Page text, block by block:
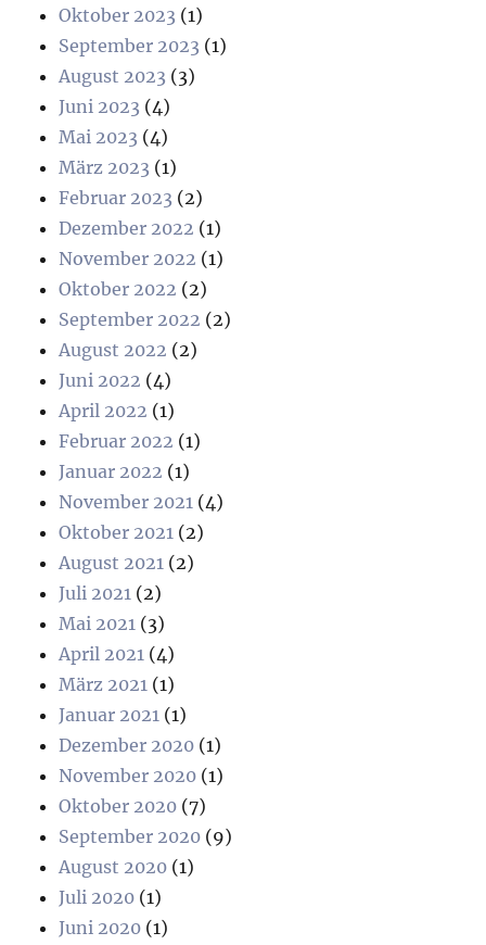
Oktober 2023 (1)
September 2023 (1)
August 2023 (3)
Juni 2023 (4)
Mai 2023 (4)
März 2023 (1)
Februar 2023 (2)
Dezember 2022 (1)
November 2022 (1)
Oktober 2022 (2)
September 2022 (2)
August 2022 (2)
Juni 2022 (4)
April 2022 (1)
Februar 2022 (1)
Januar 2022 (1)
November 2021 (4)
Oktober 2021 (2)
August 2021 (2)
Juli 2021 (2)
Mai 2021 (3)
April 2021 (4)
März 2021 (1)
Januar 2021 (1)
Dezember 2020 (1)
November 2020 (1)
Oktober 2020 (7)
September 2020 (9)
August 2020 (1)
Juli 2020 (1)
Juni 2020 (1)